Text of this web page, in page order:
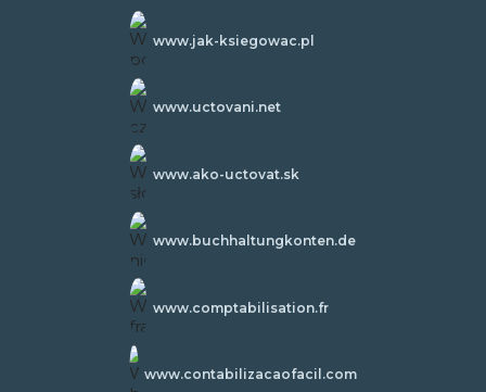
www.jak-ksiegowac.pl
www.uctovani.net
www.ako-uctovat.sk
www.buchhaltungkonten.de
www.comptabilisation.fr
www.contabilizacaofacil.com